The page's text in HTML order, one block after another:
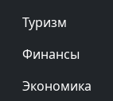
Туризм
Финансы
Экономика